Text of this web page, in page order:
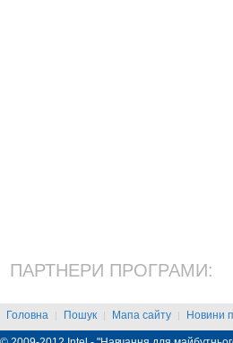
ПАРТНЕРИ ПРОГРАМИ:
Головна | Пошук | Мапа сайту | Новини